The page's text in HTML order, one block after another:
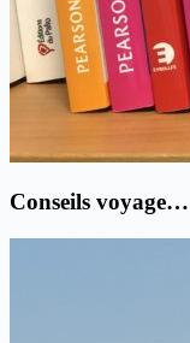
Conseils voyage…